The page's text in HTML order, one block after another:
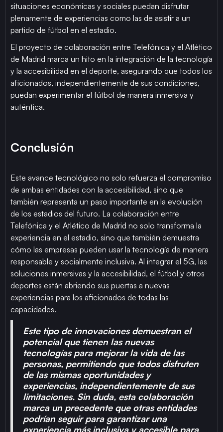
situaciones económicas y sociales puedan disfrutar
plenamente de experiencias como las de asistir a un
partido de fútbol en el estadio.
El proyecto de colaboración entre Telefónica y el Atlético
de Madrid marca un hito en la integración de la tecnología
y la accesibilidad en el deporte, asegurando que todos los
aficionados, independientemente de sus condiciones,
puedan experimentar el fútbol de manera inmersiva y
auténtica.
Conclusión
Este avance tecnológico no solo refuerza el compromiso
de ambas entidades con la accesibilidad, sino que
también representa un paso importante en la evolución
de los estadios del futuro. La colaboración entre
Telefónica y el Atlético de Madrid no solo transforma la
experiencia en el estadio, sino que también demuestra
cómo las empresas pueden usar la tecnología de manera
responsable y socialmente inclusiva. Al integrar el 5G, las
soluciones inmersivas y la accesibilidad, el fútbol y otros
deportes están abriendo sus puertas a nuevas
experiencias para los aficionados de todas las
capacidades.
Este tipo de innovaciones demuestran el
potencial que tienen las nuevas
tecnologías para mejorar la vida de las
personas, permitiendo que todos disfruten
de las mismas oportunidades y
experiencias, independientemente de sus
limitaciones. Sin duda, esta colaboración
marca un precedente que otras entidades
podrían seguir para garantizar una
experiencia más inclusiva y accesible para